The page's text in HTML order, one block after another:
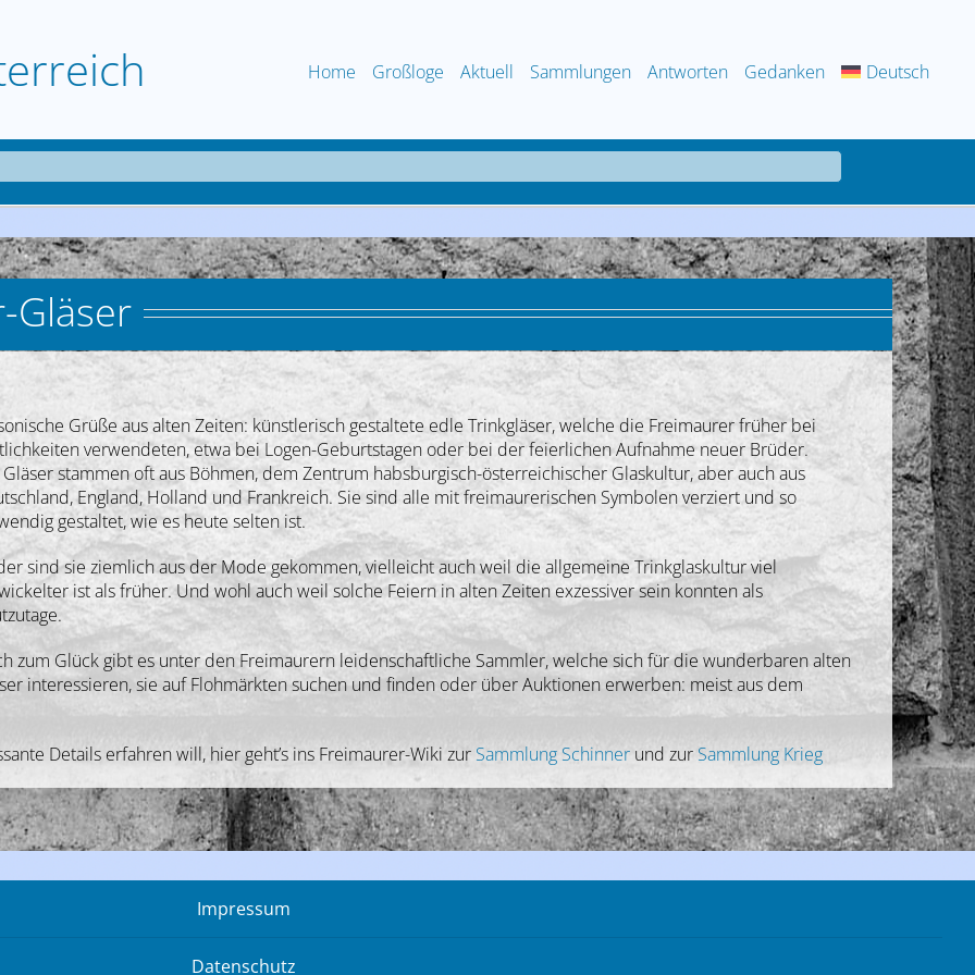
Home Großloge Aktuell Sammlungen Antworten Gedanken Deutsch
Gläser
Grüße aus alten Zeiten: künstlerisch gestaltete edle Trinkgläser, welche die Freimaurer früher bei
verwendeten, etwa bei Logen-Geburtstagen oder bei der feierlichen Aufnahme neuer Brüder.
Gläser stammen oft aus Böhmen, dem Zentrum habsburgisch-österreichischer Glaskultur, aber auch aus
England, Holland und Frankreich. Sie sind alle mit freimaurerischen Symbolen verziert und so
gestaltet, wie es heute selten ist.
sind sie ziemlich aus der Mode gekommen, vielleicht auch weil die allgemeine Trinkglaskultur viel
ist als früher. Und wohl auch weil solche Feiern in alten Zeiten exzessiver sein konnten als
zum Glück gibt es unter den Freimaurern leidenschaftliche Sammler, welche sich für die wunderbaren alten
interessieren, sie auf Flohmärkten suchen und finden oder über Auktionen erwerben: meist aus dem
Details erfahren will, hier geht’s ins Freimaurer-Wiki zur Sammlung Schinner und zur Sammlung Krieg
Impressum
Datenschutz